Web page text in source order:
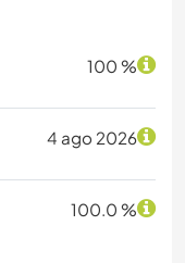
100 %
4 ago 2026
100.0 %